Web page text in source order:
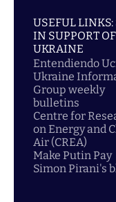
USEFUL LINKS:
IN SUPPORT OF
UKRAINE
Entendiendo
Ukraine
Group weekly
bulletins
Centre for
on Energy and
Air (CREA)
Make Putin Pay
Simon Pirani's